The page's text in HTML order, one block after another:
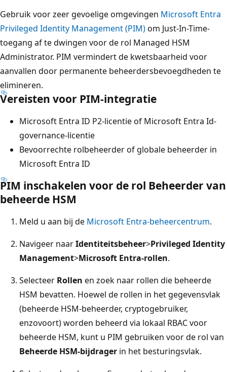
Gebruik voor zeer gevoelige omgevingen Microsoft Entra
Privileged Identity Management (PIM)om Just-In-Time-
toegang af te dwingen voor de rol Managed HSM
Administrator. PIM vermindert de kwetsbaarheid voor
aanvallen door permanente beheerdersbevoegdheden te
elimineren.
Vereisten voor PIM-integratie
Microsoft Entra ID P2-licentie of Microsoft Entra Id-
governance-licentie
Bevoorrechte rolbeheerder of globale beheerder in
Microsoft Entra ID
PIM inschakelen voor de rol Beheerder van
beheerde HSM
Meld u aan bij de Microsoft Entra-beheercentrum.
Navigeer naarIdentiteitsbeheer>Privileged Identity
Management>Microsoft Entra-rollen.
Selecteer Rollen en zoek naar rollen die beheerde
HSM bevatten. Hoewel de rollen in het gegevensvlak
(beheerde HSM-beheerder, cryptogebruiker,
enzovoort) worden beheerd via lokaal RBAC voor
beheerde HSM, kunt u PIM gebruiken voor de rol van
Beheerde HSM-bijdrager in het besturingsvlak.